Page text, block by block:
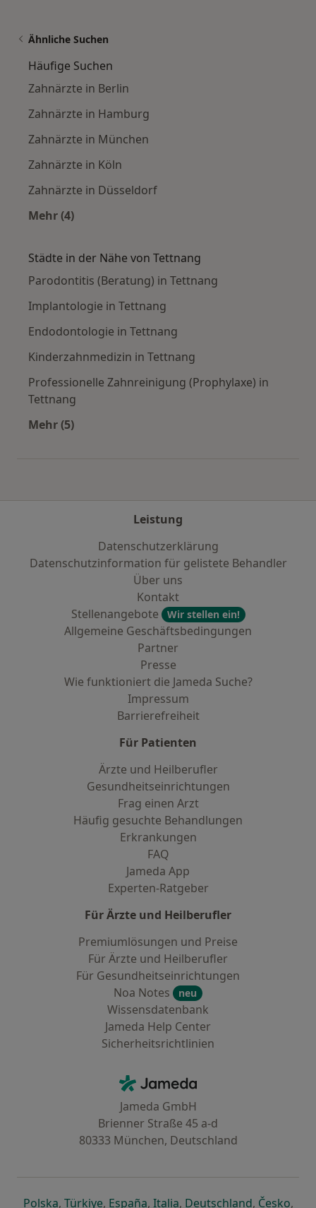
Ähnliche Suchen
Häufige Suchen
Zahnärzte in Berlin
Zahnärzte in Hamburg
Zahnärzte in München
Zahnärzte in Köln
Zahnärzte in Düsseldorf
Mehr (4)
Städte in der Nähe von Tettnang
Parodontitis (Beratung) in Tettnang
Implantologie in Tettnang
Endodontologie in Tettnang
Kinderzahnmedizin in Tettnang
Professionelle Zahnreinigung (Prophylaxe) in
Tettnang
Mehr (5)
Leistung
Datenschutzerklärung
Datenschutzinformation für gelistete Behandler
Über uns
Kontakt
Stellenangebote
Wir stellen ein!
Allgemeine Geschäftsbedingungen
Partner
Presse
Wie funktioniert die Jameda Suche?
Impressum
Barrierefreiheit
Für Patienten
Ärzte und Heilberufler
Gesundheitseinrichtungen
Frag einen Arzt
Häufig gesuchte Behandlungen
Erkrankungen
FAQ
Jameda App
Experten-Ratgeber
Für Ärzte und Heilberufler
Premiumlösungen und Preise
Für Ärzte und Heilberufler
Für Gesundheitseinrichtungen
Noa Notes
neu
Wissensdatenbank
Jameda Help Center
Sicherheitsrichtlinien
Jameda - Startseite
Jameda GmbH
Brienner Straße 45 a-d
80333 München, Deutschland
Polskaöffnet in einer neuen Registerkarte
, Türkiyeöffnet in einer neuen Registerkarte
, Españaöffnet in einer neuen
, Italiaöffnet in einer neuen
, Deutschlandöffnet in
, Česko,